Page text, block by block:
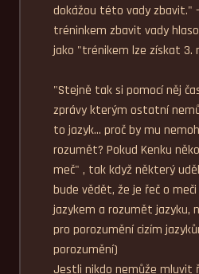
dokážou této vady zbavit."
tréninkem zbavit vady
jako "trénikem lze získat 3.
"Stejně tak si pomocí něj
zprávy kterým ostatní
to jazyk... proč by mu
rozumět? Pokud Kenku
meč" , tak když některý
bude vědět, že je řeč o
jazykem a rozumět jazyku,
pro porozumění cizím
porozumění)
Jestli nikdo nemůže mluvit